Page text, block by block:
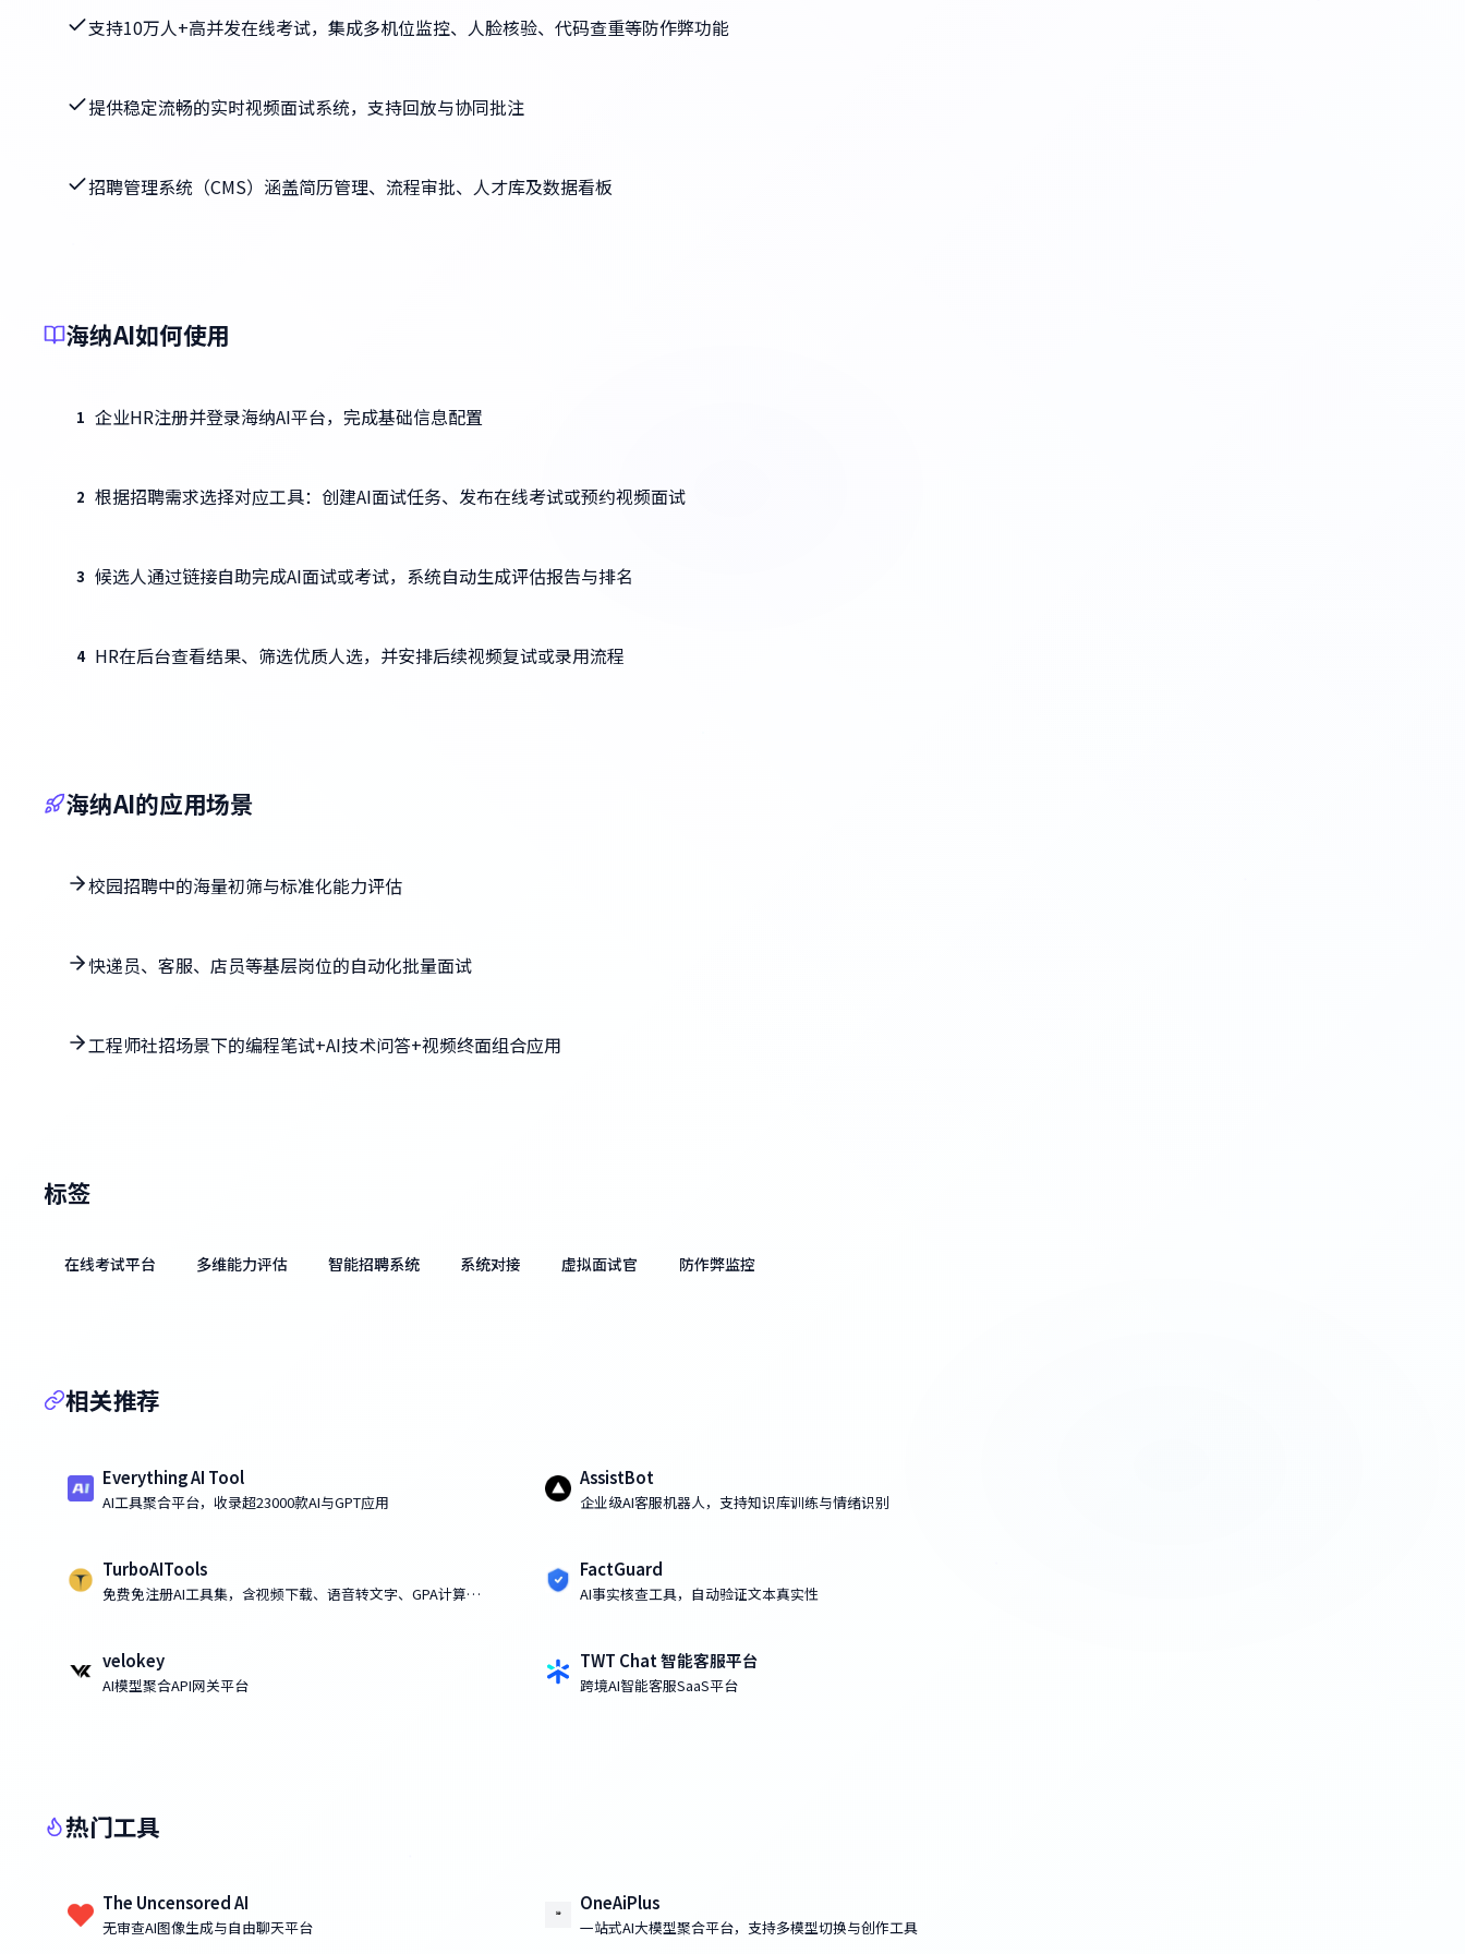
支持10万人+高并发在线考试，集成多机位监控、人脸核验、代码查重等防作弊功能
提供稳定流畅的实时视频面试系统，支持回放与协同批注
招聘管理系统（CMS）涵盖简历管理、流程审批、人才库及数据看板
海纳AI如何使用
1 企业HR注册并登录海纳AI平台，完成基础信息配置
2 根据招聘需求选择对应工具：创建AI面试任务、发布在线考试或预约视频面试
3 候选人通过链接自助完成AI面试或考试，系统自动生成评估报告与排名
4 HR在后台查看结果、筛选优质人选，并安排后续视频复试或录用流程
海纳AI的应用场景
校园招聘中的海量初筛与标准化能力评估
快递员、客服、店员等基层岗位的自动化批量面试
工程师社招场景下的编程笔试+AI技术问答+视频终面组合应用
标签
在线考试平台 多维能力评估 智能招聘系统 系统对接 虚拟面试官 防作弊监控
相关推荐
Everything AI Tool
AI工具聚合平台，收录超23000款AI与GPT应用
AssistBot
企业级AI客服机器人，支持知识库训练与情绪识别
TurboAITools
免费免注册AI工具集，含视频下载、语音转文字、GPA计算、
FactGuard
AI事实核查工具，自动验证文本真实性
velokey
AI模型聚合API网关平台
TWT Chat 智能客服平台
跨境AI智能客服SaaS平台
热门工具
The Uncensored AI
无审查AI图像生成与自由聊天平台
OneAiPlus
一站式AI大模型聚合平台，支持多模型切换与创作工具